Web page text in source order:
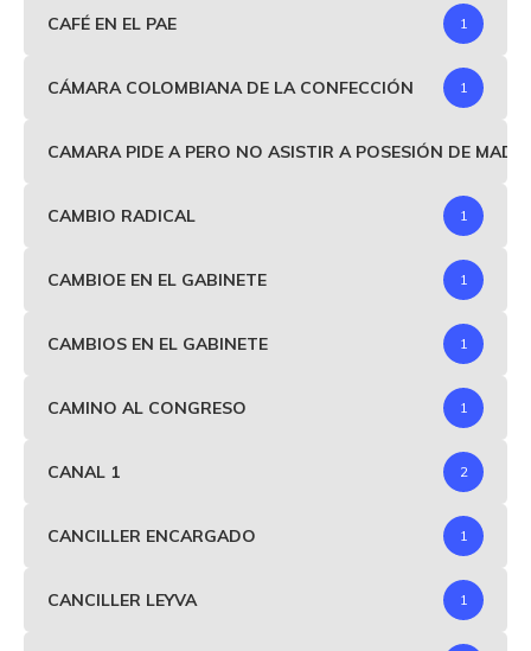
CAFÉ EN EL PAE 1
CÁMARA COLOMBIANA DE LA CONFECCIÓN 1
CAMARA PIDE A PERO NO ASISTIR A POSESIÓN DE
CAMBIO RADICAL 1
CAMBIOE EN EL GABINETE 1
CAMBIOS EN EL GABINETE 1
CAMINO AL CONGRESO 1
CANAL 1 2
CANCILLER ENCARGADO 1
CANCILLER LEYVA 1